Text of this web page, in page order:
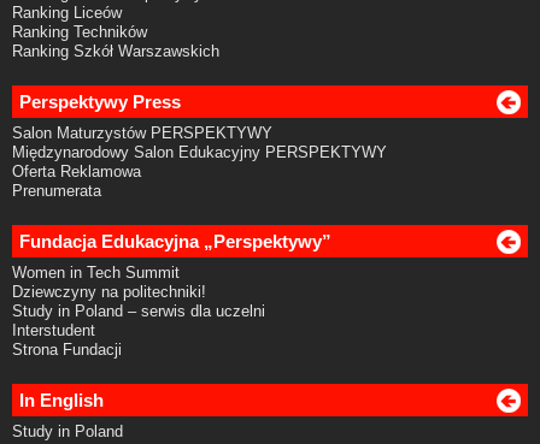
Ranking Liceów
Ranking Techników
Ranking Szkół Warszawskich
Perspektywy Press
Salon Maturzystów PERSPEKTYWY
Międzynarodowy Salon Edukacyjny PERSPEKTYWY
Oferta Reklamowa
Prenumerata
Fundacja Edukacyjna „Perspektywy”
Women in Tech Summit
Dziewczyny na politechniki!
Study in Poland – serwis dla uczelni
Interstudent
Strona Fundacji
In English
Study in Poland